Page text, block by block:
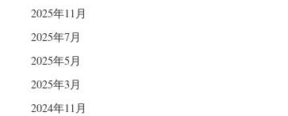
2025年11月
2025年7月
2025年5月
2025年3月
2024年11月